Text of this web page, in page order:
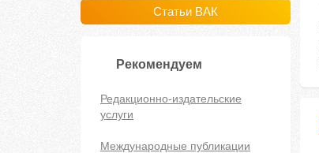
Статьи ВАК
Рекомендуем
Редакционно-издательские
услуги
Международные публикации